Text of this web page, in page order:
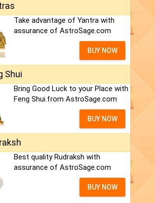
Take advantage of Yantra with
assurance of AstroSage.com
BUY NOW
Shui
Bring Good Luck to your Place with
Feng Shui.from AstroSage.com
BUY NOW
Best quality Rudraksh with
assurance of AstroSage.com
BUY NOW